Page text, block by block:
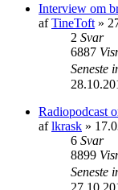
Interview om
afTineToft »
2 Svar
6887
Seneste
Radiopodcast
aflkrask »
6 Svar
8899
Seneste